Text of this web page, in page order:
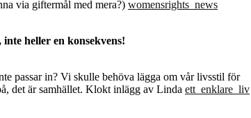
via giftermål med mera?) womensrights_news
heller en konsekvens!
passar in? Vi skulle behöva lägga om vår livsstil för
det är samhället. Klokt inlägg av Linda ett_enklare_liv